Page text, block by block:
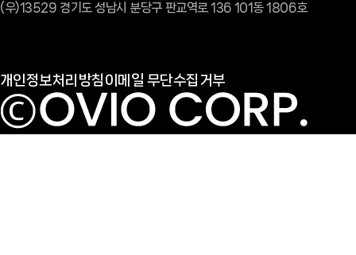
(우)13529 경기도 성남시 분당구 판교역로 136 101동 1806호
개인정보처리방침 이메일 무단수집거부